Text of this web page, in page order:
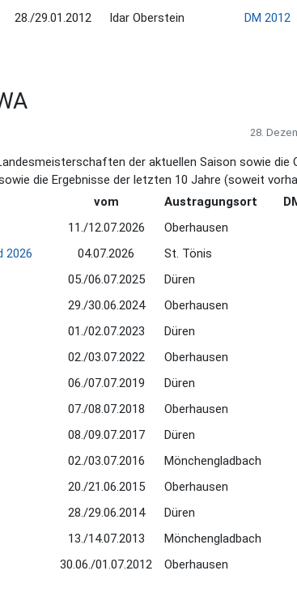
28./29.01.2012 Idar Oberstein DM 2012
28.
der aktuellen Saison sowie die
die Ergebnisse der letzten 10 Jahre (soweit
vom Austragungsort
11./12.07.2026 Oberhausen
2026
04.07.2026 St. Tönis
05./06.07.2025 Düren
29./30.06.2024 Oberhausen
01./02.07.2023 Düren
02./03.07.2022 Oberhausen
06./07.07.2019 Düren
07./08.07.2018 Oberhausen
08./09.07.2017 Düren
02./03.07.2016 Mönchengladbach
20./21.06.2015 Oberhausen
28./29.06.2014 Düren
13./14.07.2013 Mönchengladbach
30.06./01.07.2012 Oberhausen